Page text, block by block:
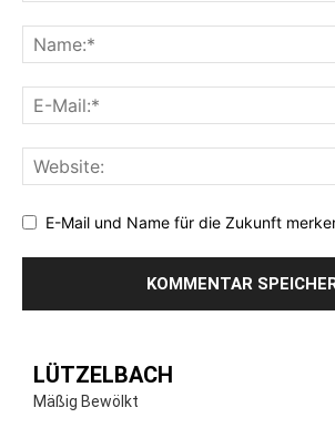
E-Mail und Name für die Zukunft
LÜTZELBACH
Mäßig Bewölkt